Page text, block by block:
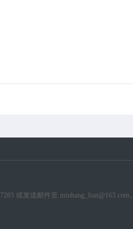
或发送邮件至 minhang_lian@163.com。